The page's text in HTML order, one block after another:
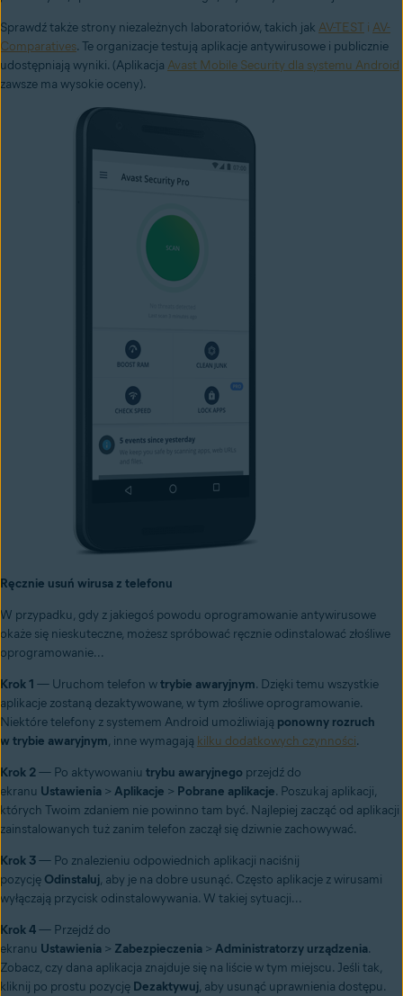
Sprawdź także strony niezależnych laboratoriów, takich jak AV-TEST i AV-
Comparatives. Te organizacje testują aplikacje antywirusowe i publicznie
udostępniają wyniki. (Aplikacja Avast Mobile Security dla systemu Android
zawsze ma wysokie oceny).
Ręcznie usuń wirusa z telefonu
W przypadku, gdy z jakiegoś powodu oprogramowanie antywirusowe
okaże się nieskuteczne, możesz spróbować ręcznie odinstalować złośliwe
oprogramowanie...
Krok 1 — Uruchom telefon wtrybie awaryjnym. Dzięki temu wszystkie
aplikacje zostaną dezaktywowane, w tym złośliwe oprogramowanie.
Niektóre telefony z systemem Android umożliwiają ponowny rozruch
w trybie awaryjnym, inne wymagają kilku dodatkowych czynności.
Krok 2— Po aktywowaniu trybu awaryjnego przejdź do
ekranu Ustawienia > Aplikacje > Pobrane aplikacje. Poszukaj aplikacji,
których Twoim zdaniem nie powinno tam być. Najlepiej zacząć od aplikacji
zainstalowanych tuż zanim telefon zaczął się dziwnie zachowywać.
Krok 3— Po znalezieniu odpowiednich aplikacji naciśnij
pozycję Odinstaluj, aby je na dobre usunąć. Często aplikacje z wirusami
wyłączają przycisk odinstalowywania. W takiej sytuacji...
Krok 4— Przejdź do
ekranu Ustawienia > Zabezpieczenia > Administratorzy urządzenia.
Zobacz, czy dana aplikacja znajduje się na liście w tym miejscu. Jeśli tak,
kliknij po prostu pozycję Dezaktywuj, aby usunąć uprawnienia dostępu.